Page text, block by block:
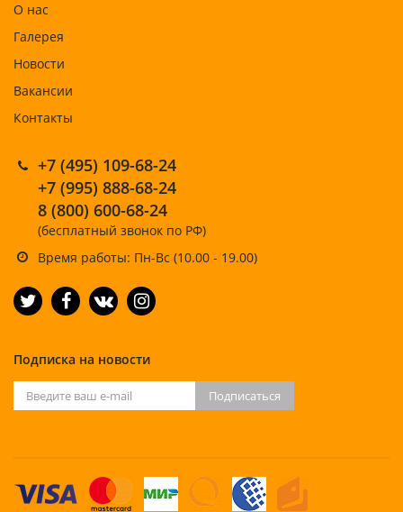
О нас
Галерея
Новости
Вакансии
Контакты
+7 (495) 109-68-24
+7 (995) 888-68-24
8 (800) 600-68-24
(бесплатный звонок по РФ)
Время работы: Пн-Вс (10.00 - 19.00)
Подписка на новости
Подписаться